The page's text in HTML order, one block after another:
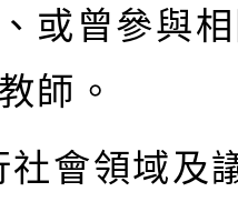
或曾參與
師。
社會領域及